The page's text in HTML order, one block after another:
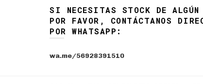
SI NECESITAS STOCK DE ALGÚN
POR FAVOR, CONTÁCTANOS
POR WHATSAPP:
wa.me/56928391510